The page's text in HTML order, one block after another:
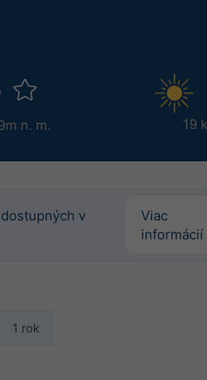
n. m. 19
v
Viac
informácií
1 rok